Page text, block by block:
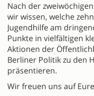
Nach der
wir wissen, welche
Jugendhilfe am
Punkte in vielfältigen
Aktionen der
Berliner Politik zu den
präsentieren.
Wir freuen uns auf